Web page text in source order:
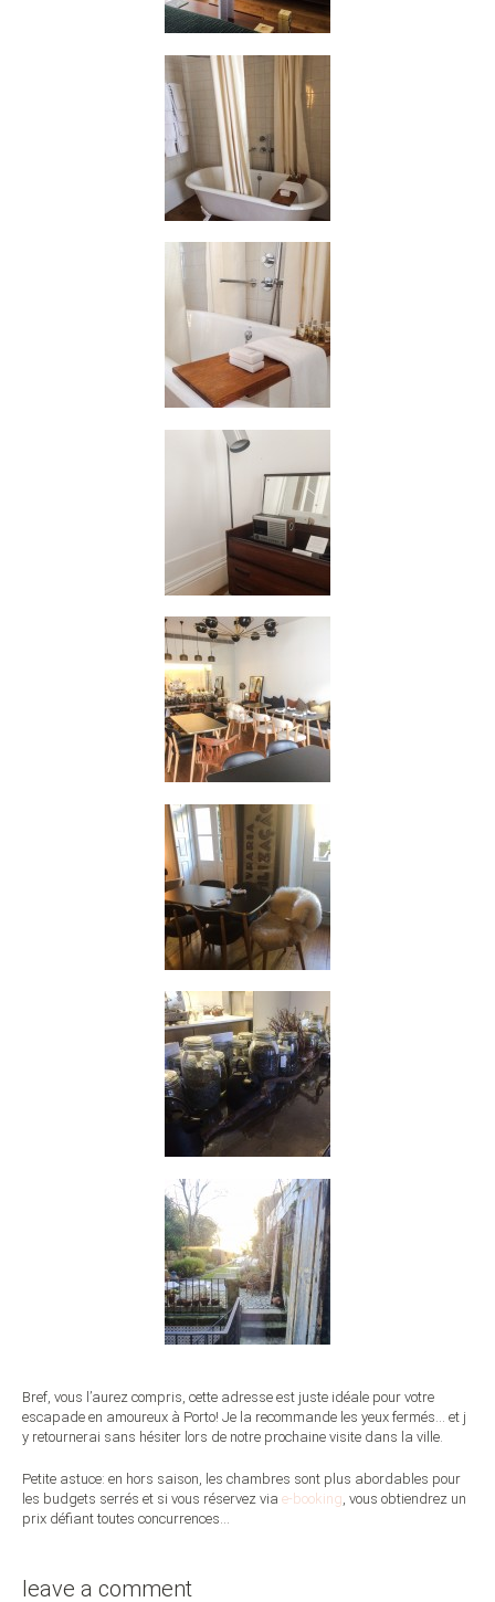
Bref, vous l’aurez compris, cette adresse est juste idéale pour votre
escapade en amoureux à Porto! Je la recommande les yeux fermés… et j
y retournerai sans hésiter lors de notre prochaine visite dans la ville.
Petite astuce: en hors saison, les chambres sont plus abordables pour
les budgets serrés et si vous réservez via e-booking , vous obtiendrez un
prix défiant toutes concurrences…
leave a comment